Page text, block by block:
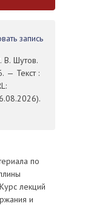
запись
В. Шутов.
— Текст :
по
лекций
и